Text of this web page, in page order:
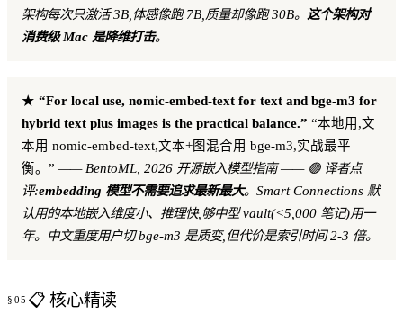
架构每次只激活 3B,体感像跑 7B,质量却像跑 30B。 这个架构对
消费级 Mac 是降维打击。
★ “For local use, nomic-embed-text for text and bge-m3 for
hybrid text plus images is the practical balance.” “本地用,文
本用 nomic-embed-text,文本+图混合用 bge-m3,实战最平
衡。” —— BentoML, 2026 开源嵌入模型指南 —— 🟢 译者点
评:embedding 模型不需要追求最新最大。Smart Connections 默
认用的本地嵌入维度小、推理快,够中型 vault(<5,000 笔记)用一
年。中文重度用户切 bge-m3 是质变,但代价是索引时间 2-3 倍。
📋 核心精读